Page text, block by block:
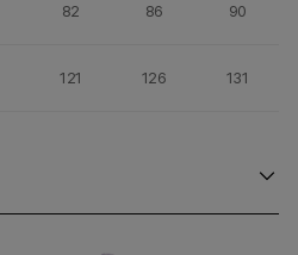
82 86 90
121 126 131